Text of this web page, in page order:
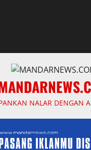
NALAR DENGAN